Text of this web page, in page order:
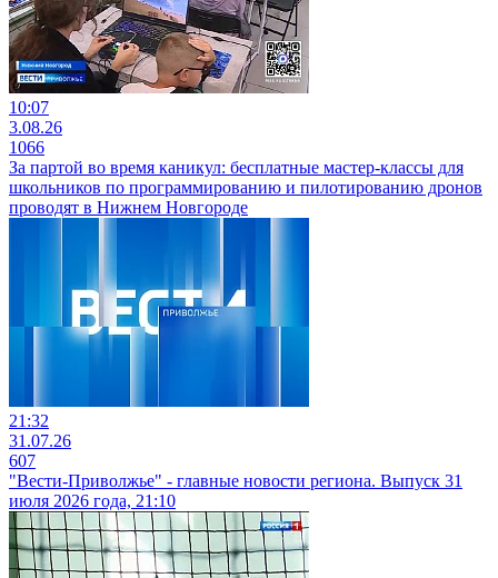
10:07
3.08.26
1066
За партой во время каникул: бесплатные мастер-классы для
школьников по программированию и пилотированию дронов
проводят в Нижнем Новгороде
21:32
31.07.26
607
"Вести-Приволжье" - главные новости региона. Выпуск 31
июля 2026 года, 21:10